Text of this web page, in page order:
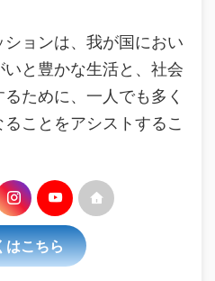
ョンは、我が国におい
と豊かな生活と、社会
ために、一人でも多く
ことをアシストするこ
はこちら